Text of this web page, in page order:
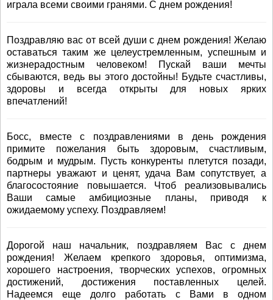
играла всеми своими гранями. С днем рождения!
Поздравляю вас от всей души с днем рождения! Желаю
оставаться таким же целеустремленным, успешным и
жизнерадостным человеком! Пускай ваши мечты
сбываются, ведь вы этого достойны! Будьте счастливы,
здоровы и всегда открыты для новых ярких
впечатлений!
Босс, вместе с поздравлениями в день рождения
примите пожелания быть здоровым, счастливым,
бодрым и мудрым. Пусть конкуренты плетутся позади,
партнеры уважают и ценят, удача Вам сопутствует, а
благосостояние повышается. Чтоб реализовывались
Ваши самые амбициозные планы, приводя к
ожидаемому успеху. Поздравляем!
Дорогой наш начальник, поздравляем Вас с днем
рождения! Желаем крепкого здоровья, оптимизма,
хорошего настроения, творческих успехов, огромных
достижений, достижения поставленных целей.
Надеемся еще долго работать с Вами в одном